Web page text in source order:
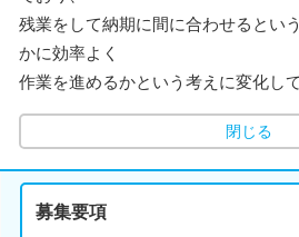
残業をして納期に間に合わせるとい
かに効率よく
作業を進めるかという考えに変化して
閉じる
募集要項